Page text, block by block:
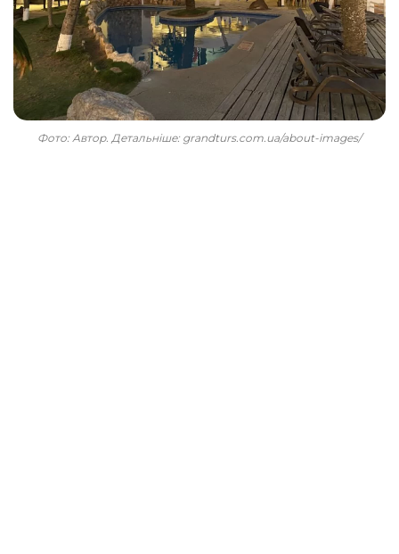
Фото: Автор. Детальніше: grandturs.com.ua/about-images/